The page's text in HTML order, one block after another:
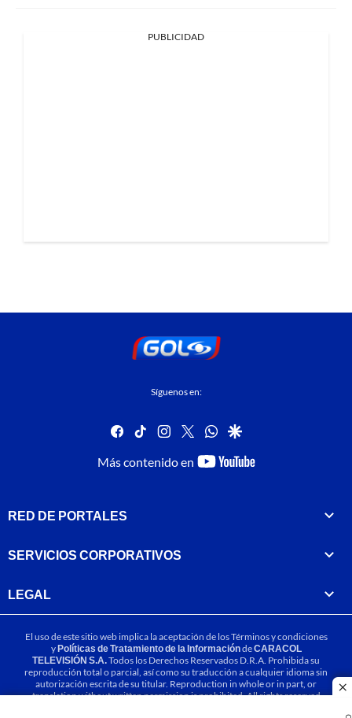
PUBLICIDAD
Síguenos en:
facebook
tiktok instagram
twitterwhatsapp
google
Más contenido en
youtube-
RED DE PORTALES
SERVICIOS CORPORATIVOS
LEGAL
El uso de este sitio web implica la aceptación de losTérminos y condiciones
yPolíticas de Tratamiento de la InformacióndeCARACOL
TELEVISIÓN S.A.Todos los Derechos Reservados D.R.A. Prohibida su
reproducción total o parcial, así como su traducción a cualquier idioma sin
autorización escrita de su titular. Reproduction in whole or in part, or
translation without written permission is prohibited. All rights reserved